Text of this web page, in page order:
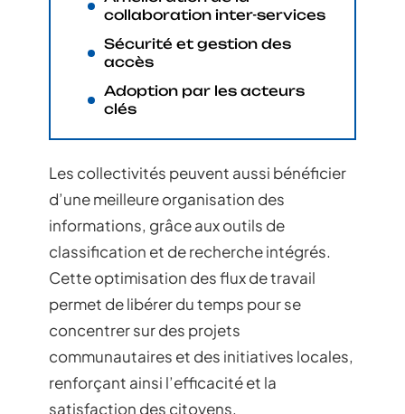
collaboration inter-services
Sécurité et gestion des
accès
Adoption par les acteurs
clés
Les collectivités peuvent aussi bénéficier
d’une meilleure organisation des
informations, grâce aux outils de
classification et de recherche intégrés.
Cette optimisation des flux de travail
permet de libérer du temps pour se
concentrer sur des projets
communautaires et des initiatives locales,
renforçant ainsi l’efficacité et la
satisfaction des citoyens.